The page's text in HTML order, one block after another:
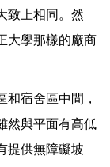
致上相同。然
大學那樣的廠商
宿舍區中間，
然與平面有高低
提供無障礙坡